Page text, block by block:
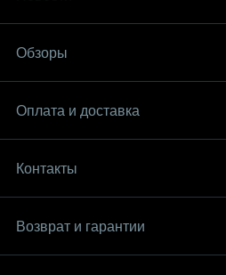
Обзоры
Оплата и доставка
Контакты
Возврат и гарантии